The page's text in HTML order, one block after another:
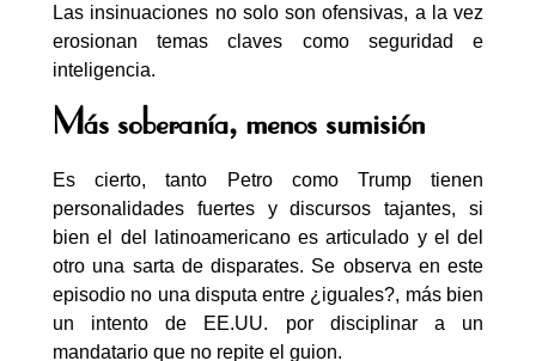
Las insinuaciones no solo son ofensivas, a la vez
erosionan temas claves como seguridad e
inteligencia.
Más soberanía, menos sumisión
Es cierto, tanto Petro como Trump tienen
personalidades fuertes y discursos tajantes, si
bien el del latinoamericano es articulado y el del
otro una sarta de disparates. Se observa en este
episodio no una disputa entre ¿iguales?, más bien
un intento de EE.UU. por disciplinar a un
mandatario que no repite el guion.